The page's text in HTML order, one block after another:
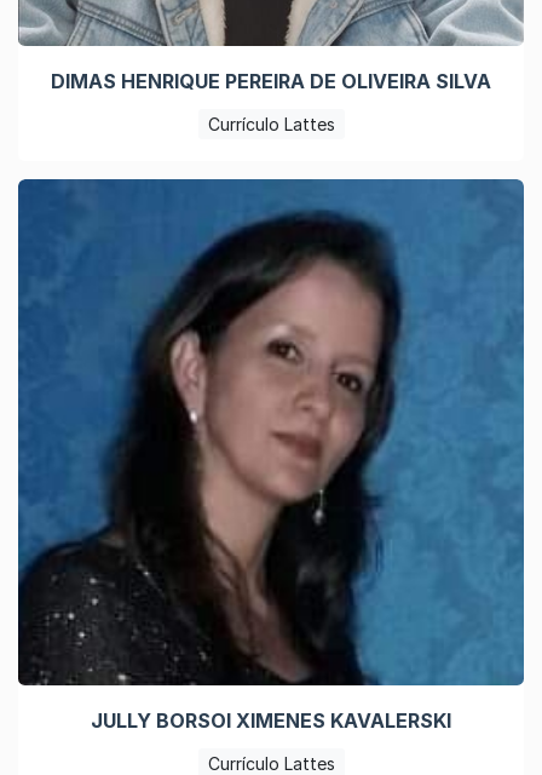
DIMAS HENRIQUE PEREIRA DE OLIVEIRA SILVA
Currículo Lattes
JULLY BORSOI XIMENES KAVALERSKI
Currículo Lattes